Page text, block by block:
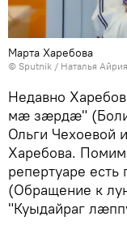
Марта Харебова
© Sputnik / Наталья
Недавно
мæ зæрдæ"
Ольги Чехоевой
Харебова.
репертуаре
(Обращение к
"Куыдайраг